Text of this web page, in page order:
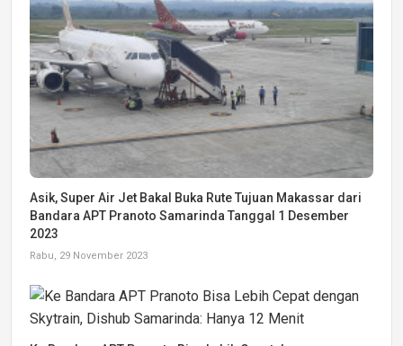
Asik, Super Air Jet Bakal Buka Rute Tujuan Makassar dari
Bandara APT Pranoto Samarinda Tanggal 1 Desember
2023
Rabu, 29 November 2023